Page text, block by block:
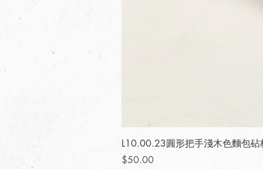
L10.00.23圓形把手淺木色麵包砧
價格
$50.00